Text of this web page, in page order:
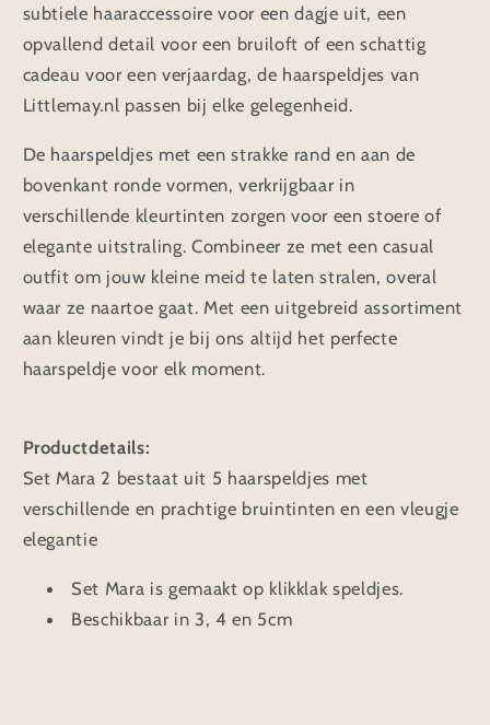
subtiele haaraccessoire voor een dagje uit, een
opvallend detail voor een bruiloft of een schattig
cadeau voor een verjaardag, de haarspeldjes van
Littlemay.nl passen bij elke gelegenheid.
De haarspeldjes met een strakke rand en aan de
bovenkant ronde vormen, verkrijgbaar in
verschillende kleurtinten zorgen voor een stoere of
elegante uitstraling. Combineer ze met een casual
outfit om jouw kleine meid te laten stralen, overal
waar ze naartoe gaat. Met een uitgebreid assortiment
aan kleuren vindt je bij ons altijd het perfecte
haarspeldje voor elk moment.
Productdetails:
Set Mara 2 bestaat uit 5 haarspeldjes met
verschillende en prachtige bruintinten en een vleugje
elegantie
Set Mara is gemaakt op klikklak speldjes.
Beschikbaar in 3, 4 en 5cm